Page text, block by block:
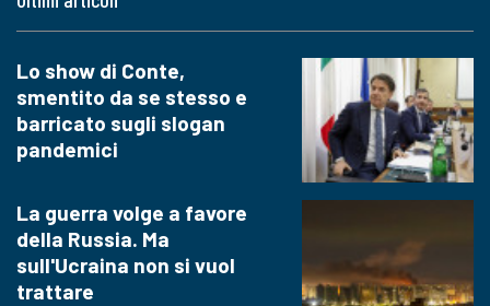
Lo show di Conte,
smentito da se stesso e
barricato sugli slogan
pandemici
La guerra volge a favore
della Russia. Ma
sull'Ucraina non si vuol
trattare